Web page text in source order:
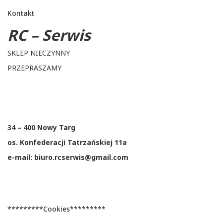
Kontakt
RC – Serwis
SKLEP NIECZYNNY
PRZEPRASZAMY
34 – 400 Nowy Targ
os. Konfederacji Tatrzańskiej 11a
e-mail: biuro.rcserwis@gmail.com
*********Cookies*********